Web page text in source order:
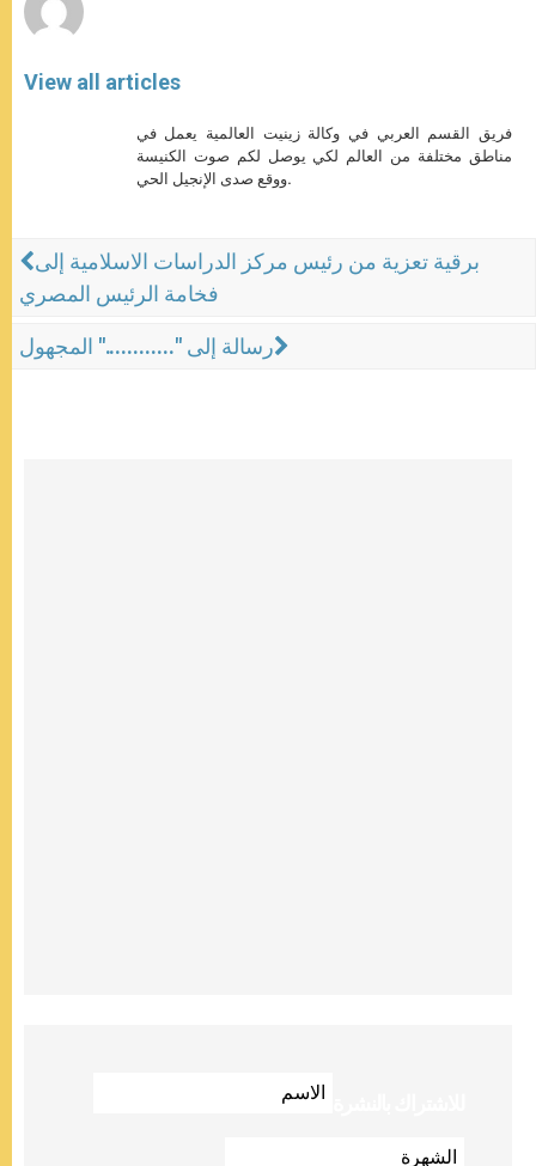
View all articles
فريق القسم العربي في وكالة زينيت العالمية يعمل في
مناطق مختلفة من العالم لكي يوصل لكم صوت الكنيسة
ووقع صدى الإنجيل الحي.
برقية تعزية من رئيس مركز الدراسات الاسلامية إلى
فخامة الرئيس المصري
رسالة إلى "............" المجهول